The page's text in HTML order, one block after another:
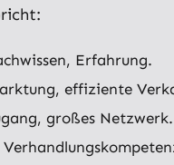
Erfahrung.
effiziente
großes Netzwerk.